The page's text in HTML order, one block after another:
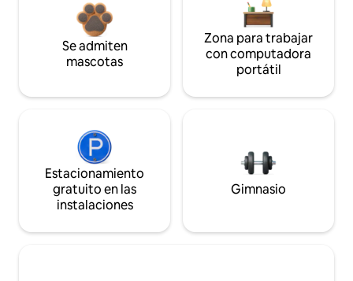
Se admiten
mascotas
Zona para trabajar
con computadora
portátil
Estacionamiento
gratuito en las
instalaciones
Gimnasio